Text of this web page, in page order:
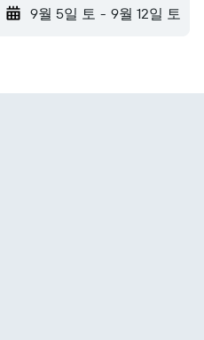
9월 5일 토 - 9월 12일 토